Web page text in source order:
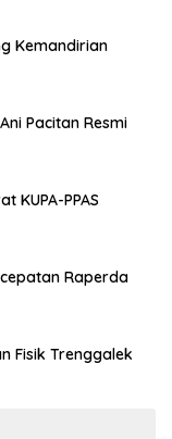
Kemandirian
Pacitan Resmi
KUPA-PPAS
Raperda
Fisik Trenggalek